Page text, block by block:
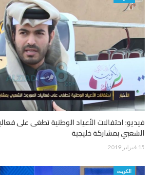
فيديو: احتفالات الأعياد الوطنية تطغى على
الشعبي بمشاركة خليجية
15 فبراير 2019
الكويت